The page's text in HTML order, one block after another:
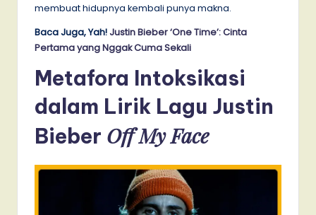
membuat hidupnya kembali punya makna.
Baca Juga, Yah!Justin Bieber ‘One Time’: Cinta
Pertama yang Nggak Cuma Sekali
Metafora Intoksikasi
dalam Lirik Lagu Justin
Bieber Off My Face